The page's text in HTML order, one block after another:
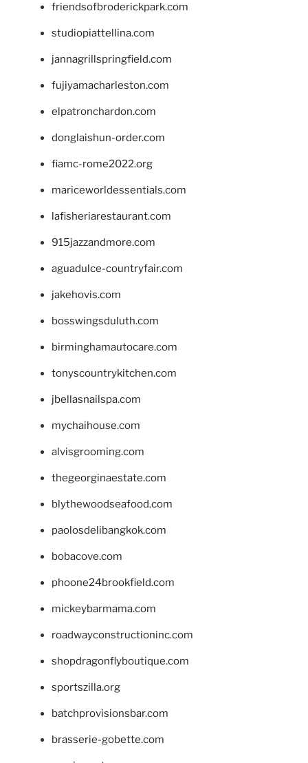
friendsofbroderickpark.com
studiopiattellina.com
jannagrillspringfield.com
fujiyamacharleston.com
elpatronchardon.com
donglaishun-order.com
fiamc-rome2022.org
mariceworldessentials.com
lafisheriarestaurant.com
915jazzandmore.com
aguadulce-countryfair.com
jakehovis.com
bosswingsduluth.com
birminghamautocare.com
tonyscountrykitchen.com
jbellasnailspa.com
mychaihouse.com
alvisgrooming.com
thegeorginaestate.com
blythewoodseafood.com
paolosdelibangkok.com
bobacove.com
phoone24brookfield.com
mickeybarmama.com
roadwayconstructioninc.com
shopdragonflyboutique.com
sportszilla.org
batchprovisionsbar.com
brasserie-gobette.com